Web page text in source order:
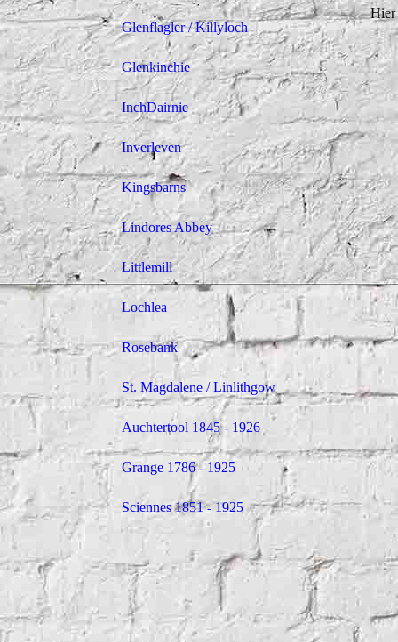
Glenflagler / Killyloch
Glenkinchie
InchDairnie
Inverleven
Kingsbarns
Lindores Abbey
Littlemill
Lochlea
Rosebank
St. Magdalene / Linlithgow
Auchtertool 1845 - 1926
Grange 1786 - 1925
Sciennes 1851 - 1925
Hier